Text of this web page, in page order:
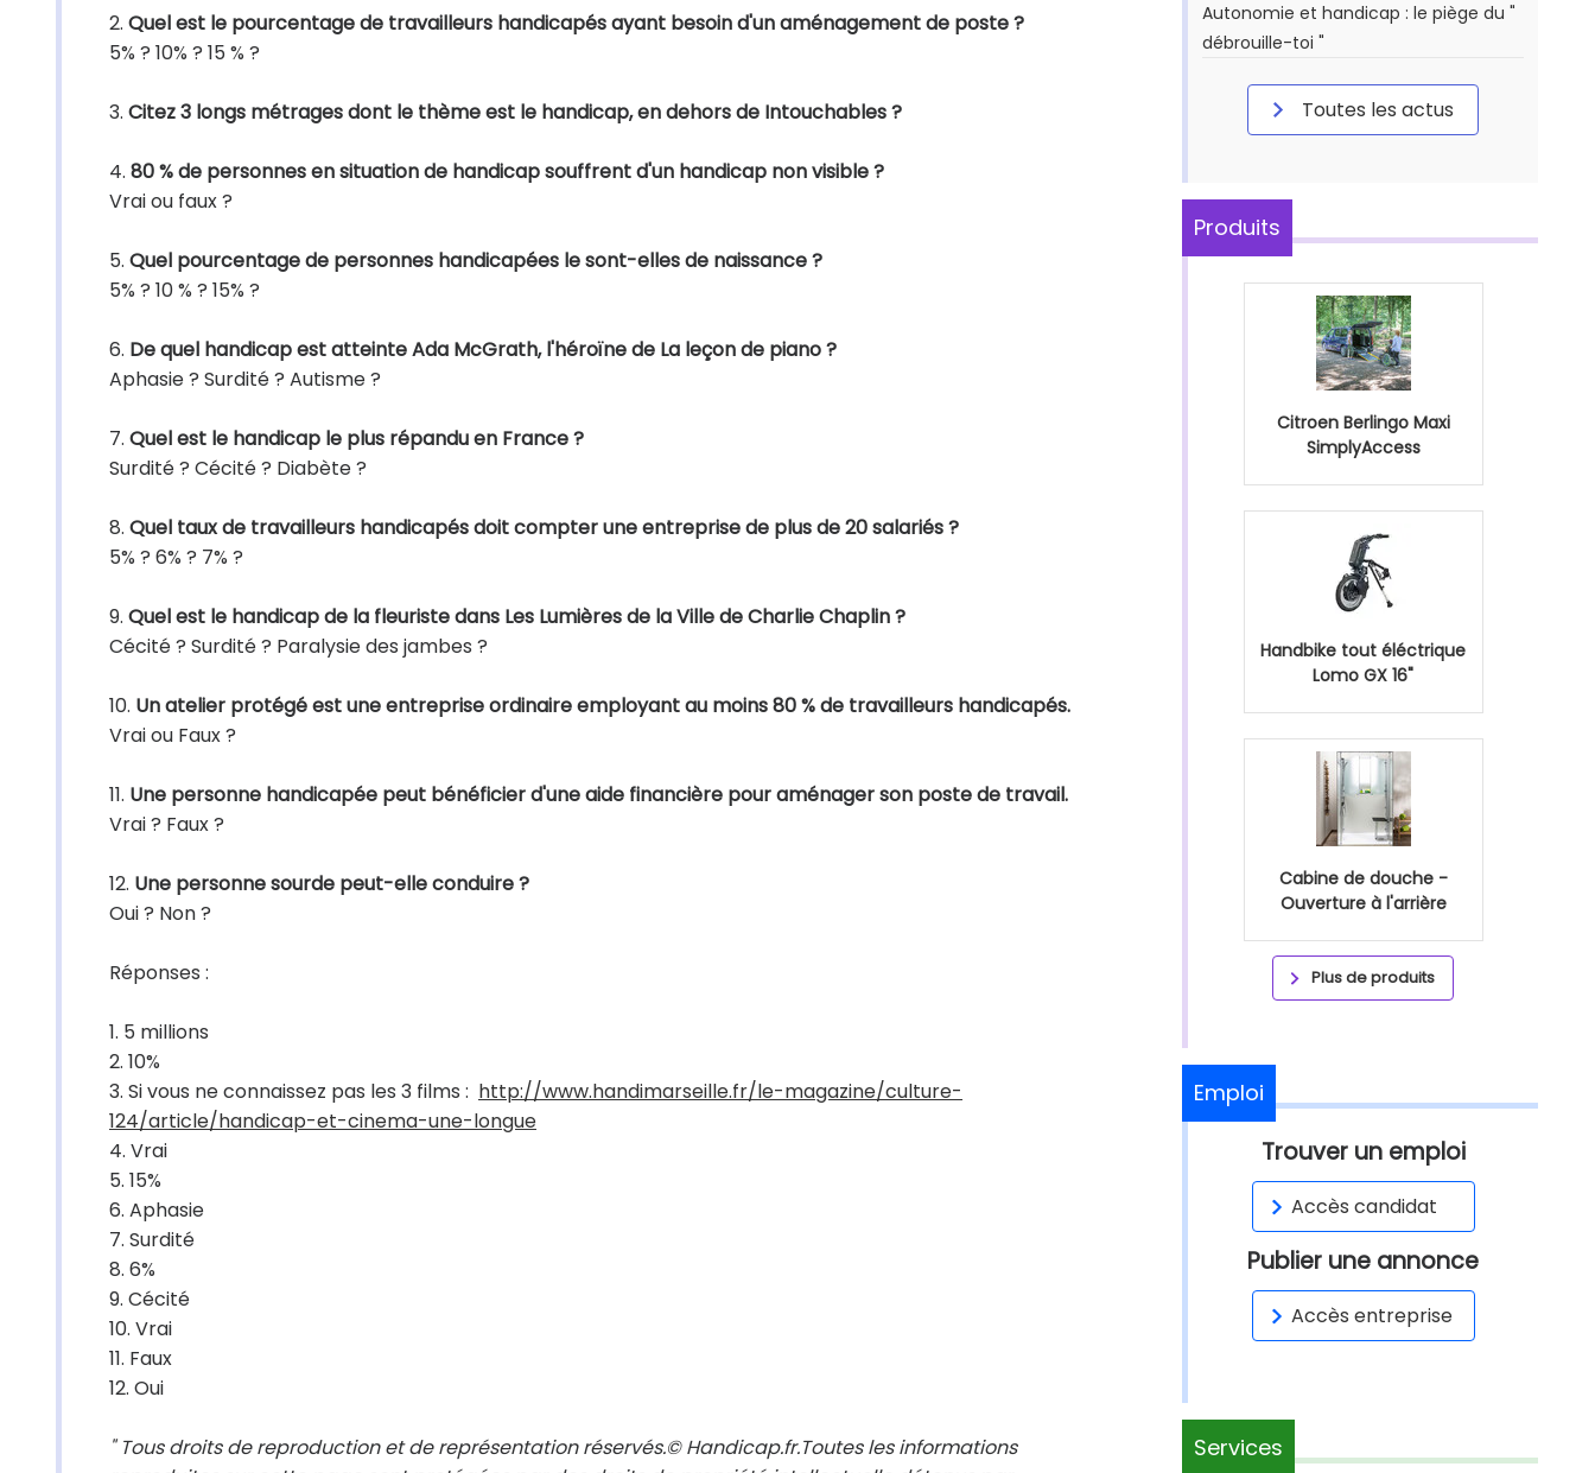
2. Quel est le pourcentage de travailleurs handicapés ayant besoin d'un aménagement de poste ?
5% ? 10% ? 15 % ?
3. Citez 3 longs métrages dont le thème est le handicap, en dehors de Intouchables ?
4. 80 % de personnes en situation de handicap souffrent d'un handicap non visible ?
Vrai ou faux ?
5. Quel pourcentage de personnes handicapées le sont-elles de naissance ?
5% ? 10 % ? 15% ?
6. De quel handicap est atteinte Ada McGrath, l'héroïne de La leçon de piano ?
Aphasie ? Surdité ? Autisme ?
7. Quel est le handicap le plus répandu en France ?
Surdité ? Cécité ? Diabète ?
8. Quel taux de travailleurs handicapés doit compter une entreprise de plus de 20 salariés ?
5% ? 6% ? 7% ?
9. Quel est le handicap de la fleuriste dans Les Lumières de la Ville de Charlie Chaplin ?
Cécité ? Surdité ? Paralysie des jambes ?
10. Un atelier protégé est une entreprise ordinaire employant au moins 80 % de travailleurs handicapés.
Vrai ou Faux ?
11. Une personne handicapée peut bénéficier d'une aide financière pour aménager son poste de travail.
Vrai ? Faux ?
12. Une personne sourde peut-elle conduire ?
Oui ? Non ?
Réponses :
1. 5 millions
2. 10%
3. Si vous ne connaissez pas les 3 films : http://www.handimarseille.fr/le-magazine/culture-
124/article/handicap-et-cinema-une-longue
4. Vrai
5. 15%
6. Aphasie
7. Surdité
8. 6%
9. Cécité
10. Vrai
11. Faux
12. Oui
" Tous droits de reproduction et de représentation réservés.© Handicap.fr.Toutes les informations
Autonomie et handicap : le piège du "
débrouille-toi "
Toutes les actus
Produits
Citroen Berlingo Maxi
SimplyAccess
Handbike tout éléctrique
Lomo GX 16"
Cabine de douche -
Ouverture à l'arrière
Plus de produits
Emploi
Trouver un emploi
Accès candidat
Publier une annonce
Accès entreprise
Services